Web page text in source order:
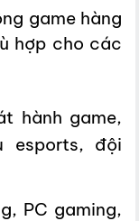
game hàng
hợp cho các
hành game,
esports, đội
PC gaming,